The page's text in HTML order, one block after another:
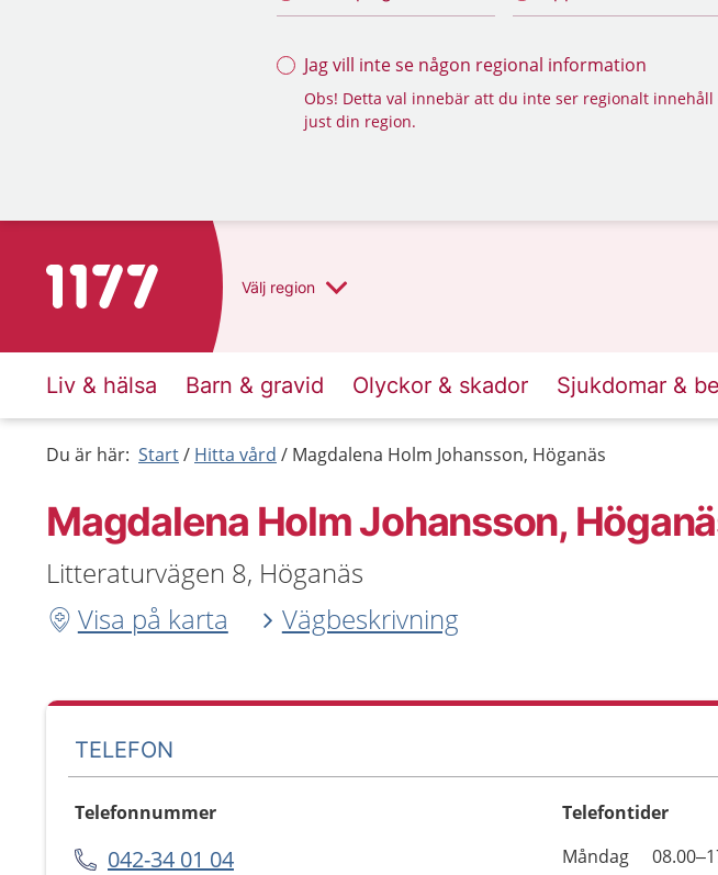
Jag vill inte se någon regional information
Obs! Detta val innebär att du inte ser regionalt
just din region.
Till startsidan för 1177 Välj region
Liv & hälsa Barn & gravid Olyckor & skador Sjukdomar &
Du är här: Start Hitta vård Magdalena Holm Johansson, Höganäs
Magdalena Holm Johansson,
Litteraturvägen 8, Höganäs
Visa på karta
Vägbeskrivning
TELEFON
Telefonnummer
042-34 01 04
Telefontider
Dag
Öppettider
Kommentarer
Måndag